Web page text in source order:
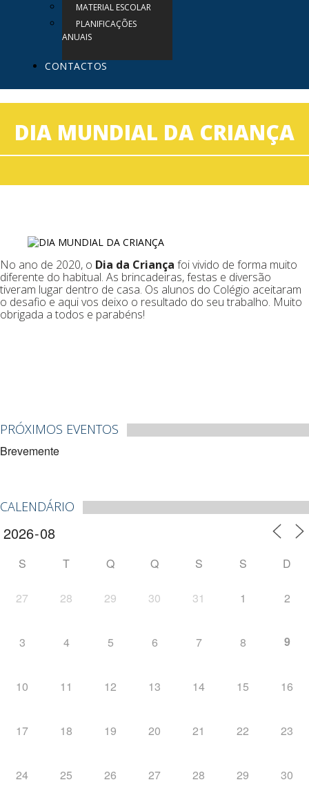
MATERIAL ESCOLAR
PLANIFICAÇÕES
ANUAIS
CONTACTOS
DIA MUNDIAL DA CRIANÇA
No ano de 2020, o Dia da Criança foi vivido de forma muito
diferente do habitual. As brincadeiras, festas e diversão
tiveram lugar dentro de casa. Os alunos do Colégio aceitaram
o desafio e aqui vos deixo o resultado do seu trabalho. Muito
obrigada a todos e parabéns!
PRÓXIMOS EVENTOS
Brevemente
CALENDÁRIO
S T Q Q S S D
27 28 29 30 31 1 2
3 4 5 6 7 8 9
10 11 12 13 14 15 16
17 18 19 20 21 22 23
24 25 26 27 28 29 30